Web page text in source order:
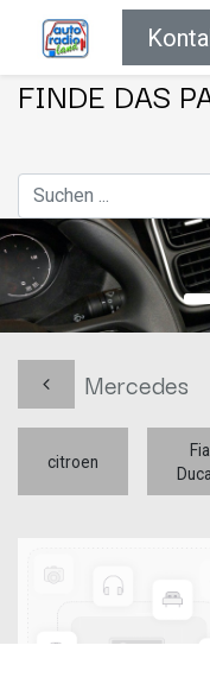
FINDE DAS
Mercedes
citroen